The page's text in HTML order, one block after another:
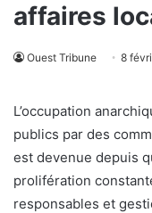
affaires
Ouest Tribune 8
L’occupation
publics par des
est devenue depuis
prolifération
responsables et